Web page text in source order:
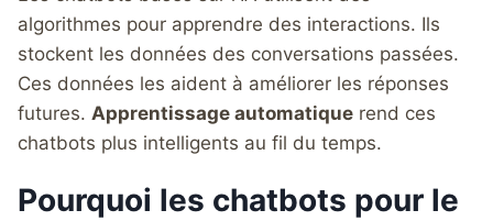
algorithmes pour apprendre des interactions. Ils
stockent les données des conversations passées.
Ces données les aident à améliorer les réponses
futures. Apprentissage automatique rend ces
chatbots plus intelligents au fil du temps.
Pourquoi les chatbots pour le